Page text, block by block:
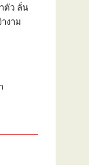
ตัว ลั่น
งาม